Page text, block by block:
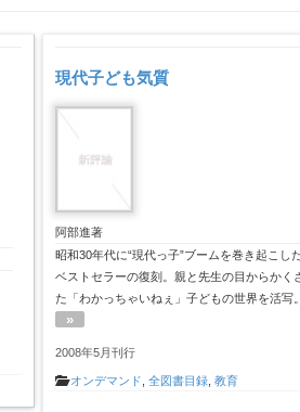
現代子ども気質
阿部進著
昭和30年代に“現代っ子”ブームを巻き起こし
ベストセラーの復刻。親と先生の目からかく
た「わかっちゃいねぇ」子どもの世界を活写。
»
2008年5月刊行
オンデマンド 全図書目録, 教育